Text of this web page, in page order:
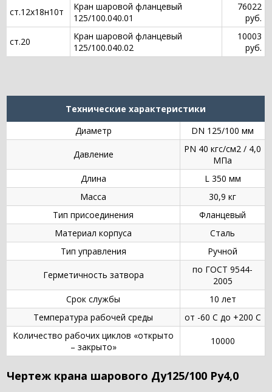
ст.12х18н10т
Кран шаровой фланцевый
125/100.040.01
76022
руб.
ст.20
Кран шаровой фланцевый
125/100.040.02
10003
руб.
Технические характеристики
Диаметр
DN 125/100 мм
Давление
PN 40 кгс/см2 / 4,0
МПа
Длина
L 350 мм
Масса
30,9 кг
Тип присоединения
Фланцевый
Материал корпуса
Сталь
Тип управления
Ручной
Герметичность затвора
по ГОСТ 9544-
2005
Срок службы
10 лет
Температура рабочей среды
от -60 С до +200 С
Количество рабочих циклов «открыто
– закрыто»
10000
Чертеж крана шарового Ду125/100 Ру4,0